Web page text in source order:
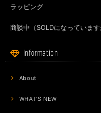
ラッピング
商談中（SOLDになっていま
Information
About
WHAT'S NEW